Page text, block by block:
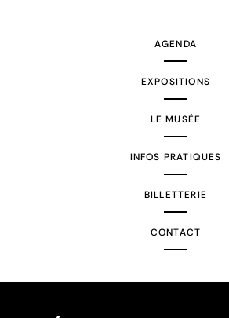
AGENDA
EXPOSITIONS
LE MUSÉE
INFOS PRATIQUES
BILLETTERIE
CONTACT